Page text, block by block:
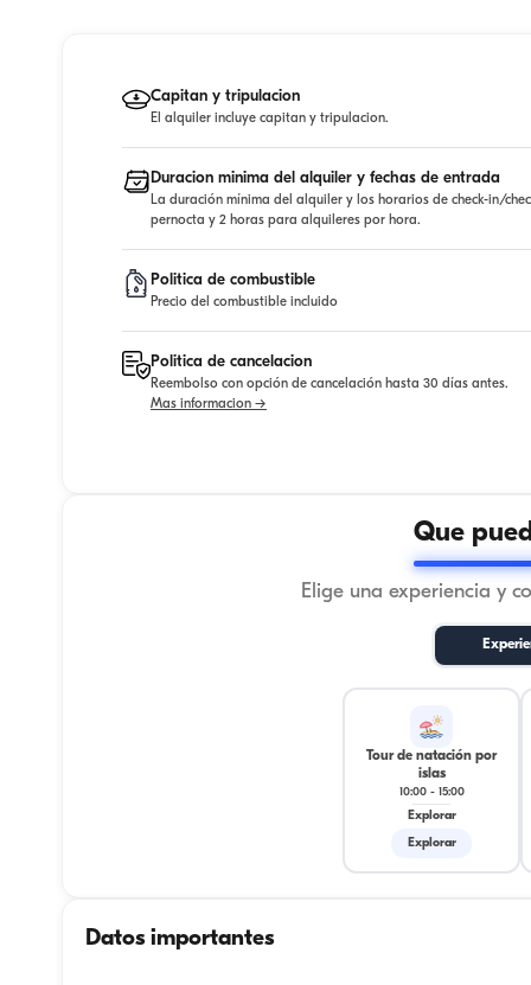
Capitan y tripulacion
El alquiler incluye capitan y tripulacion.
Duracion minima del alquiler y fechas de entrada
La duración mínima del alquiler y los horarios de check-in/
pernocta y 2 horas para alquileres por hora.
Politica de combustible
Precio del combustible incluido
Politica de cancelacion
Reembolso con opción de cancelación hasta 30 días antes.
Mas informacion →
Que
Elige una experiencia y
Tour de natación por
islas
10:00- 15:00
Explorar
Explorar
Datos importantes